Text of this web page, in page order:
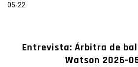
05-22
Entrevista: Árbitra de
Watson 2026-